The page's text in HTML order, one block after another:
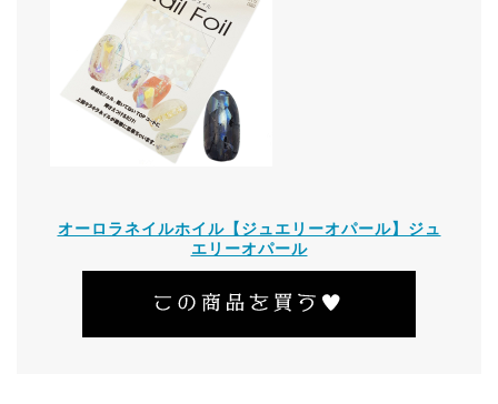
オーロラネイルホイル【ジュエリーオパール】ジュ
エリーオパール